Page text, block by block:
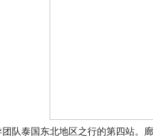
队泰国东北地区之行的第四站。